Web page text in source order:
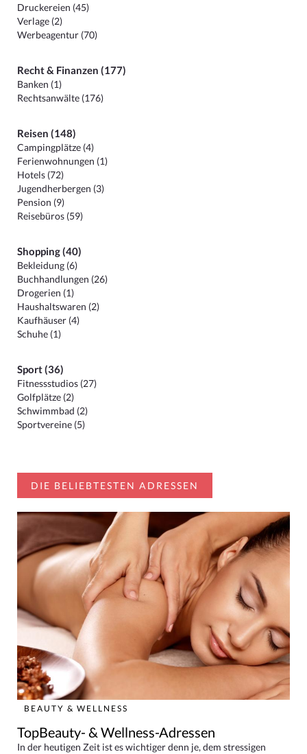
Druckereien (45)
Verlage (2)
Werbeagentur (70)
Recht & Finanzen (177)
Banken (1)
Rechtsanwälte (176)
Reisen (148)
Campingplätze (4)
Ferienwohnungen (1)
Hotels (72)
Jugendherbergen (3)
Pension (9)
Reisebüros (59)
Shopping (40)
Bekleidung (6)
Buchhandlungen (26)
Drogerien (1)
Haushaltswaren (2)
Kaufhäuser (4)
Schuhe (1)
Sport (36)
Fitnessstudios (27)
Golfplätze (2)
Schwimmbad (2)
Sportvereine (5)
DIE BELIEBTESTEN ADRESSEN
BEAUTY & WELLNESS
TopBeauty- & Wellness-Adressen
In der heutigen Zeit ist es wichtiger denn je, dem stressigen